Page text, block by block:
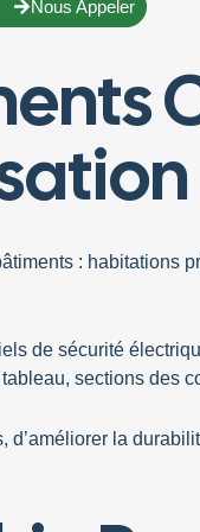
Nous Appeler
: habitations
de sécurité
tableau, sections des
la